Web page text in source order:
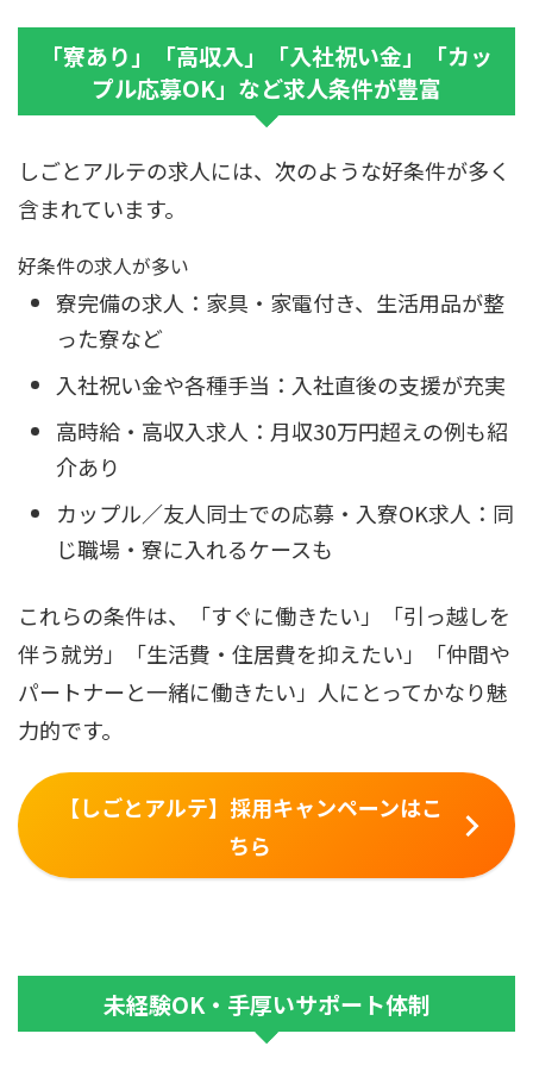
「寮あり」「高収入」「入社祝い金」「カッ
プル応募OK」など求人条件が豊富
しごとアルテの求人には、次のような好条件が多く
含まれています。
好条件の求人が多い
寮完備の求人：家具・家電付き、生活用品が整
った寮など
入社祝い金や各種手当：入社直後の支援が充実
高時給・高収入求人：月収30万円超えの例も紹
介あり
カップル／友人同士での応募・入寮OK求人：同
じ職場・寮に入れるケースも
これらの条件は、「すぐに働きたい」「引っ越しを
伴う就労」「生活費・住居費を抑えたい」「仲間や
パートナーと一緒に働きたい」人にとってかなり魅
力的です。
【しごとアルテ】採用キャンペーンはこ
ちら
未経験OK・手厚いサポート体制